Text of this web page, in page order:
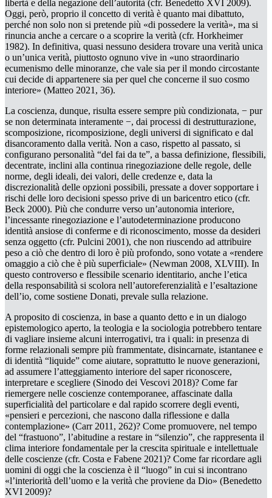
libertà e della negazione dell’autorità (cfr. Benedetto XVI 2009).
Oggi, però, proprio il concetto di verità è quanto mai dibattuto,
perché non solo non si pretende più «di possedere la verità», ma si
rinuncia anche a cercare o a scoprire la verità (cfr. Horkheimer
1982). In definitiva, quasi nessuno desidera trovare una verità unica
o un’unica verità, piuttosto ognuno vive in «uno straordinario
ecumenismo delle minoranze, che vale sia per il mondo circostante
cui decide di appartenere sia per quel che concerne il suo cosmo
interiore» (Matteo 2021, 36).
La coscienza, dunque, risulta essere sempre più condizionata, − pur
se non determinata interamente −, dai processi di destrutturazione,
scomposizione, ricomposizione, degli universi di significato e dal
disancoramento dalla verità. Non a caso, rispetto al passato, si
configurano personalità “del fai da te”, a bassa definizione, flessibili,
decentrate, inclini alla continua rinegoziazione delle regole, delle
norme, degli ideali, dei valori, delle credenze e, data la
discrezionalità delle opzioni possibili, pressate a dover sopportare i
rischi delle loro decisioni spesso prive di un baricentro etico (cfr.
Beck 2000). Più che condurre verso un’autonomia interiore,
l’incessante rinegoziazione e l’autodeterminazione producono
identità ansiose di conferme e di riconoscimento, mosse da desideri
senza oggetto (cfr. Pulcini 2001), che non riuscendo ad attribuire
peso a ciò che dentro di loro è più profondo, sono votate a «rendere
omaggio a ciò che è più superficiale» (Newman 2008, XLVIII). In
questo controverso e flessibile scenario identitario, anche l’etica
della responsabilità si scolora nell’autoreferenzialità e l’esaltazione
dell’io, come sostiene Donati, prevale sulla relazione.
A proposito di coscienza, in base a quanto detto e in un dialogo
epistemologico aperto, la teologia e la sociologia potrebbero tentare
di vagliare insieme alcuni interrogativi, tra i quali: in presenza di
forme relazionali sempre più frammentate, disincarnate, istantanee e
di identità “liquide” come aiutare, soprattutto le nuove generazioni,
ad assumere l’atteggiamento interiore del saperriconoscere,
interpretare e scegliere (Sinodo dei Vescovi 2018)? Come far
riemergere nelle coscienze contemporanee, affascinate dalla
superficialità del particolare e dal rapido scorrere degli eventi,
«pensieri e percezioni, che nascono dalla riflessione e dalla
contemplazione» (Carr2011, 262)? Come promuovere, nel tempo
del “frastuono”, l’abitudine a restare in “silenzio”, che rappresenta il
clima interiore fondamentale per la crescita spirituale e intellettuale
delle coscienze (cfr. Costa e Fabene 2021)? Come far ricordare agli
uomini di oggi che la coscienza è il “luogo” in cui si incontrano
«l’interiorità dell’uomo e la verità che proviene da Dio» (Benedetto
XVI 2009)?